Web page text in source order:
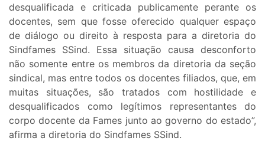
desqualificada e criticada publicamente perante os
docentes, sem que fosse oferecido qualquer espaço
de diálogo ou direito à resposta para a diretoria do
Sindfames SSind. Essa situação causa desconforto
não somente entre os membros da diretoria da seção
sindical, mas entre todos os docentes filiados, que, em
muitas situações, são tratados com hostilidade e
desqualificados como legítimos representantes do
corpo docente da Fames junto ao governo do estado”,
afirma a diretoria do Sindfames SSind.